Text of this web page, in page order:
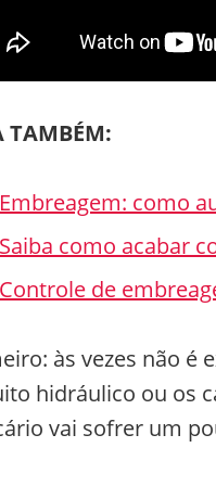
TAMBÉM:
Embreagem: como
Saiba como acabar
Controle de
às vezes não é
hidráulico ou os
vai sofrer um